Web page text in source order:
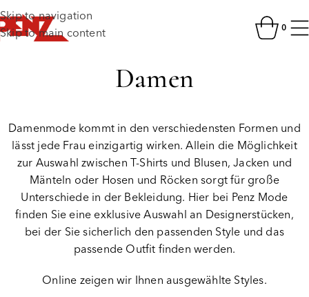
Skip to navigation
Skip to main content
0
Damen
Damenmode kommt in den verschiedensten Formen und
lässt jede Frau einzigartig wirken. Allein die Möglichkeit
zur Auswahl zwischen T-Shirts und Blusen, Jacken und
Mänteln oder Hosen und Röcken sorgt für große
Unterschiede in der Bekleidung. Hier bei Penz Mode
finden Sie eine exklusive Auswahl an Designerstücken,
bei der Sie sicherlich den passenden Style und das
passende Outfit finden werden.
Online zeigen wir Ihnen ausgewählte Styles.